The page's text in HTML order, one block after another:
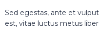
Sed egestas, ante et
est, vitae luctus metus